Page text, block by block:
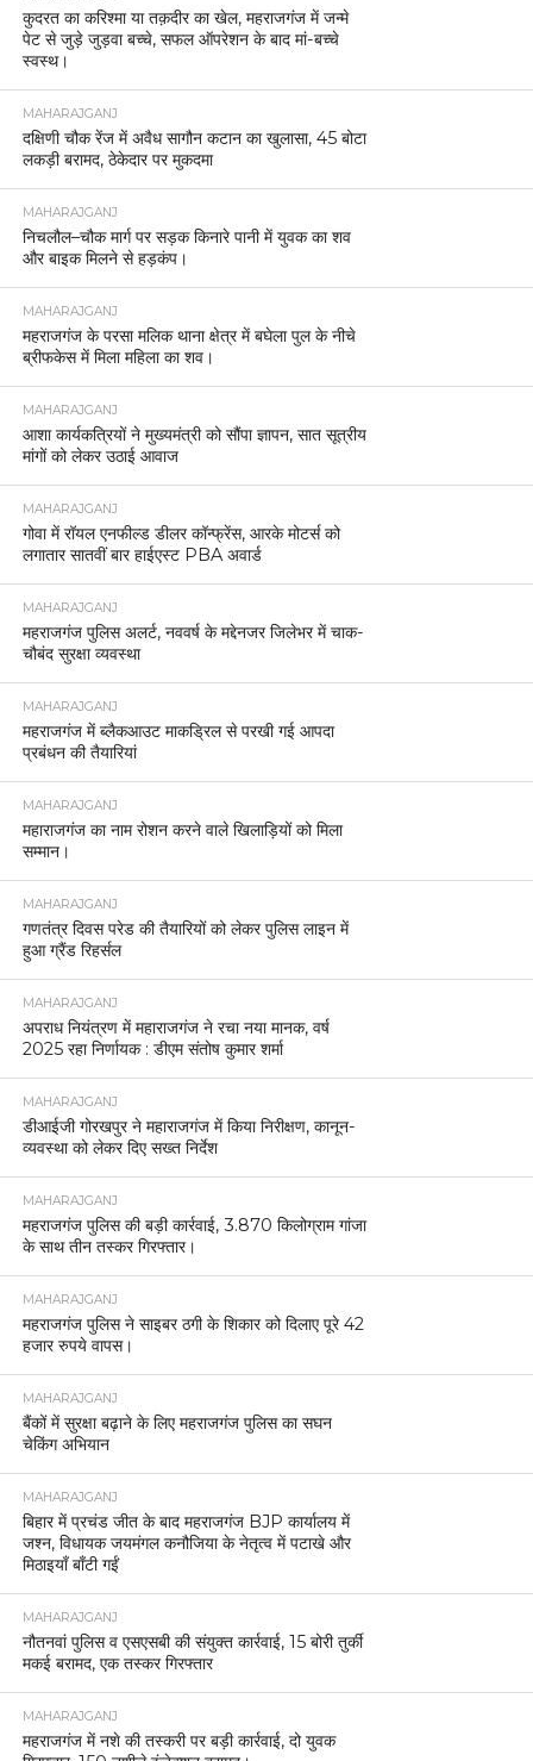
RECOMMENDED FOR YOU
महराजगंज: मिशन शक्ति के तहत उत्कृष्ट कार्य करने वाली
महिलाएं और महिला पुलिसकर्मी सम्मानित
महराजगंज में नाबालिग को शादी का झांसा देकर दुष्कर्म करने
वाला आरोपी गिरफ्तार, घुघली पुलिस की कार्रवाई।
सिसवा में अमृत सरोवर पोखरे में डूबने से तीन बच्चों की
दर्दनाक मौत, डीएम और एसपी ने पीड़ित परिवार से मिलकर
बंधाया ढांढ़स व 4 लाख मुआवजा देने की कही बात
CLICK TO COMMENT
भारत निर्वाचन आयोग के निर्देश पर तहसील सभागार में सभी मतदाता सूची पर
राजनैतिक दल के साथ की गई बैठक।
जिलाधिकारी अनुनय झा और एसपी सोमेन्द्र मींणा ने दी जनपदवासियों को होली की
शुभकामनाएं ।
MOST POPULAR
महराजगंज एसपी ने बच्चों को पढ़ाई के साथ खेलों में भाग लेने
को प्रेरित किया।
पुलिस अधीक्षक सोमेन्द्र मीना ने नव नियुक्त डीएसपी बसंत
सिंह को लगाए स्टार।
सेवानिवृत्ति सम्मान समारोह में मुख्य आरक्षी गौरी शंकर राम को
किया गया सम्मानित
महराजगंज: संविधान दिवस पर पुलिस अधीक्षक ने दिलाई
संवैधानिक शपथ
महराजगंज में पुलिस मुठभेड़, दो वाहन चोर गिरफ्तार।
महराजगंज: नाबालिग से दुष्कर्म के मामले में पुलिस की त्वरित
कार्रवाई, दोनों अभियुक्त गिरफ्तार।
राम मंदिर ध्वजारोहण को लेकर यूपी–नेपाल सीमा पर कड़ी
चौकसी।
पुलिस अधीक्षक महराजगंज की पहल अपराध और अवैध
गतिविधियों पर रोक के लिए गोपनीय हेल्पलाइन लॉन्च।
महराजगंज पुलिस की बड़ी सफलता, 25,000 रुपये का
इनामिया गैंगस्टर एक्ट का नामजद अभियुक्त गिरफ्तार
महराजगंज में जश्न, पंकज चौधरी के प्रदेश अध्यक्ष बनने पर
समर्थकों ने मनाई खुशी
MAHARAJGANJ
यूपी बीजेपी के नए प्रदेश अध्यक्ष की घोषणा लगभग तय,
पंकज चौधरी का नाम अंतिम चरण में।
MAHARAJGANJ
इंडो-नेपाल बॉर्डर पर पुलिस की बड़ी कार्रवाई, 100 बोरी
यूरिया बरामद।